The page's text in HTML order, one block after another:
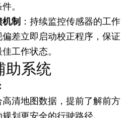
。
制 ：持续监控传感器的工作
差立即启动校正程序，保证
工作状态。
助系统
高清地图数据，提前了解前方
划更安全的行驶路径。